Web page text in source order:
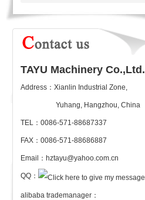
TAYU Machinery Co.,Ltd.
Address：Xianlin Industrial Zone,
Yuhang, Hangzhou, China
TEL：0086-571-88687337
FAX：0086-571-88686887
Email：hztayu@yahoo.com.cn
QQ：
alibaba trademanager：